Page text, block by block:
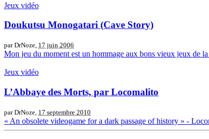
Jeux vidéo
Doukutsu Monogatari (Cave Story)
par DrNoze, 17 juin 2006
Mon jeu du moment est un hommage aux bons vieux jeux de
Jeux vidéo
L’Abbaye des Morts, par Locomalito
par DrNoze, 17 septembre 2010
« An obsolete videogame for a dark passage of history » -